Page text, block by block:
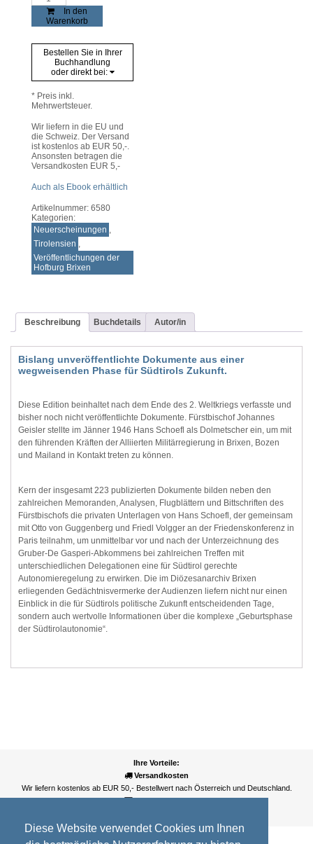
Diese Website verwendet Cookies um Ihnen
Weg
zum
Gruber-
Gasperi-
Abkommen
Akten
des
Diözesanarchivs
Menge
In den
Warenkorb
Bestellen Sie in Ihrer
Buchhandlung
oder direkt bei:
* Preis inkl.
Mehrwertsteuer.
Wir liefern in die EU und
die Schweiz. Der Versand
ist kostenlos ab EUR 50,-.
Ansonsten betragen die
Versandkosten EUR 5,-
Auch als Ebook erhältlich
Artikelnummer: 6580
Kategorien:
Neuerscheinungen ,
Tirolensien ,
Veröffentlichungen der
Hofburg Brixen
Beschreibung Buchdetails Autor/in
Bislang unveröffentlichte Dokumente aus einer
wegweisenden Phase für Südtirols Zukunft.
Diese Edition beinhaltet nach dem Ende des 2. Weltkriegs verfasste und
bisher noch nicht veröffentlichte Dokumente. Fürstbischof Johannes
Geisler stellte im Jänner 1946 Hans Schoefl als Dolmetscher ein, um mit
den führenden Kräften der Alliierten Militärregierung in Brixen, Bozen
und Mailand in Kontakt treten zu können.
Kern der insgesamt 223 publizierten Dokumente bilden neben den
zahlreichen Memoranden, Analysen, Flugblättern und Bittschriften des
Fürstbischofs die privaten Unterlagen von Hans Schoefl, der gemeinsam
mit Otto von Guggenberg und Friedl Volgger an der Friedenskonferenz in
Paris teilnahm, um unmittelbar vor und nach der Unterzeichnung des
Gruber-De Gasperi-Abkommens bei zahlreichen Treffen mit
unterschiedlichen Delegationen eine für Südtirol gerechte
Autonomieregelung zu erwirken. Die im Diözesanarchiv Brixen
erliegenden Gedächtnisvermerke der Audienzen liefern nicht nur einen
Einblick in die für Südtirols politische Zukunft entscheidenden Tage,
sondern auch wertvolle Informationen über die komplexe „Geburtsphase
der Südtirolautonomie“.
Ihre Vorteile:
Versandkosten
Wir liefern kostenlos ab EUR 50,- Bestellwert nach Österreich und Deutschland.
Zahlungsarten